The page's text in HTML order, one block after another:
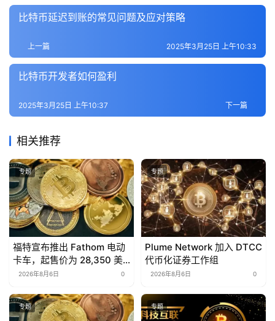
科
比特币延迟到账的常见问题及应对策略
上一篇 2025年3月25日 上午10:33
比特币开发者如何盈利
下一篇
2025年3月25日 上午10:37
相关推荐
专题
福特宣布推出 Fathom 电动
卡车，起售价为 28,350 美
元2026年8月6日 0
专题
Plume Network 加入 DTCC
代币化证券工作组
2026年8月6日 0
专题 专题